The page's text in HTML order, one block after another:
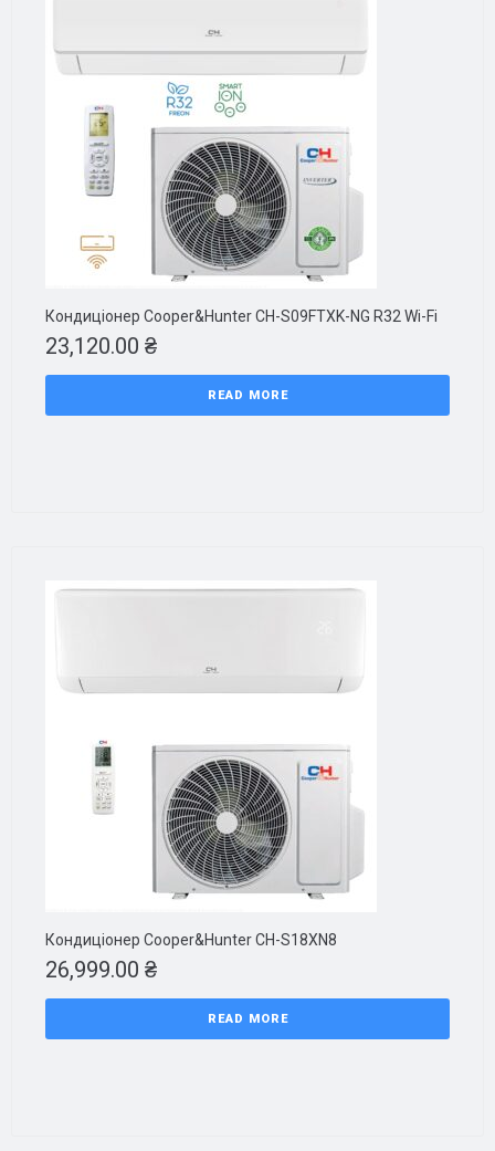
Кондиціонер Cooper&Hunter CH-S09FTXK-NG R32 Wi-Fi
23,120.00 ₴
READ MORE
Кондиціонер Cooper&Hunter CH-S18XN8
26,999.00 ₴
READ MORE